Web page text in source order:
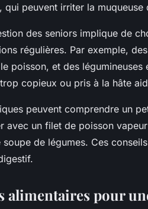
qui peuvent irriter la
des seniors implique de
régulières. Par exemple,
poisson, et des
copieux ou pris à la hâte
peuvent comprendre un
avec un filet de poisson
de légumes. Ces
alimentaires pour